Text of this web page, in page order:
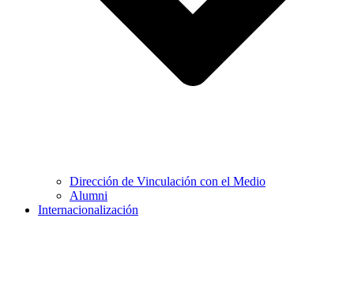
Dirección de Vinculación con el Medio
Alumni
Internacionalización